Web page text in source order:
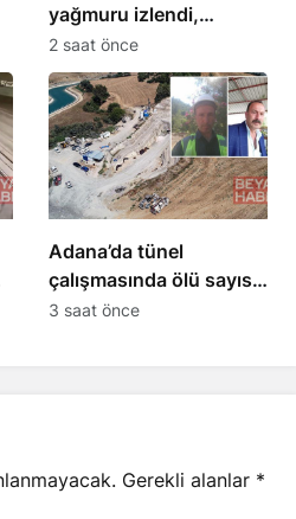
yağmuru izlendi,
gökyüzü meraklıları
toplandı
2 saat önce
Adana’da tünel
çalışmasında ölü sayısı
2’ye yükseldi
3 saat önce
Gerekli alanlar *